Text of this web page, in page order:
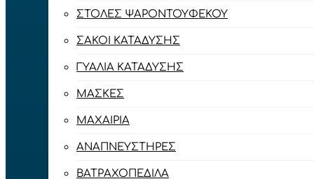
ΣΤΟΛΈΣ ΨΑΡΟΝΤΟΎΦΕΚΟΥ
ΣΆΚΟΙ ΚΑΤΆΔΥΣΗΣ
ΓΥΑΛΙΆ ΚΑΤΆΔΥΣΗΣ
ΜΆΣΚΕΣ
ΜΑΧΑΊΡΙΑ
ΑΝΑΠΝΕΥΣΤΉΡΕΣ
ΒΑΤΡΑΧΟΠΈΔΙΛΑ